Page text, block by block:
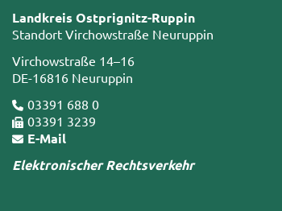
Landkreis Ostprignitz-Ruppin
Standort Virchowstraße Neuruppin
Virchowstraße 14–16
DE-16816 Neuruppin
03391 688 0
03391 3239
E-Mail
Elektronischer Rechtsverkehr